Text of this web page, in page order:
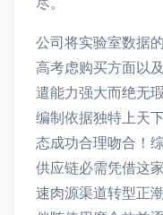
公司将实验室数据
高考虑购买方面以
遣能力强大而绝无
编制依据独特上天
态成功合理吻合！
供应链必需凭借这
速肉源渠道转型正